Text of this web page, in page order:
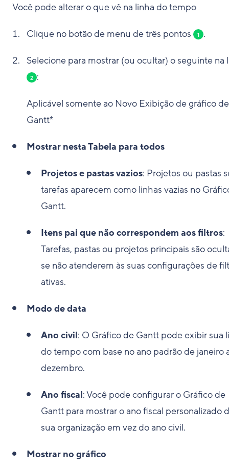
Você pode alterar o que vê na linha do tempo
Clique no botão de menu de três pontos 1 .
Selecione para mostrar (ou ocultar) o seguinte na
2 :
Aplicável somente ao Novo Exibição de gráfico de
Gantt*
Mostrar nesta Tabela para todos
Projetos e pastas vazios: Projetos ou pastas
tarefas aparecem como linhas vazias no
Gantt.
Itens pai que não correspondem aos filtros:
Tarefas, pastas ou projetos principais são
se não atenderem às suas configurações de
ativas.
Modo de data
Ano civil: O Gráfico de Gantt pode exibir sua
do tempo com base no ano padrão de janeiro
dezembro.
Ano fiscal: Você pode configurar o Gráfico de
Gantt para mostrar o ano fiscal personalizado
sua organização em vez do ano civil.
Mostrar no gráfico